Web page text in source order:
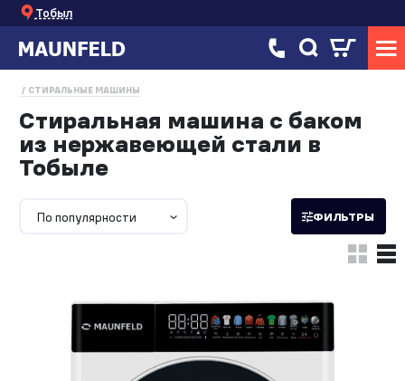
Тобыл
СТИРАЛЬНЫЕ МАШИНЫ
Стиральная машина с баком
из нержавеющей стали в
Тобыле
По популярности ФИЛЬТРЫ